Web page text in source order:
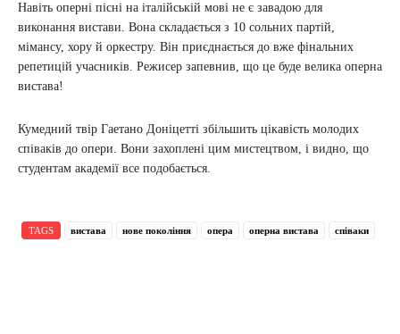
Навіть оперні пісні на італійській мові не є завадою для
виконання вистави. Вона складається з 10 сольних партій,
мімансу, хору й оркестру. Він приєднається до вже фінальних
репетицій учасників. Режисер запевнив, що це буде велика оперна
вистава!
Кумедний твір Гаетано Доніцетті збільшить цікавість молодих
співаків до опери. Вони захоплені цим мистецтвом, і видно, що
студентам академії все подобається.
TAGS вистава нове покоління опера оперна вистава співаки